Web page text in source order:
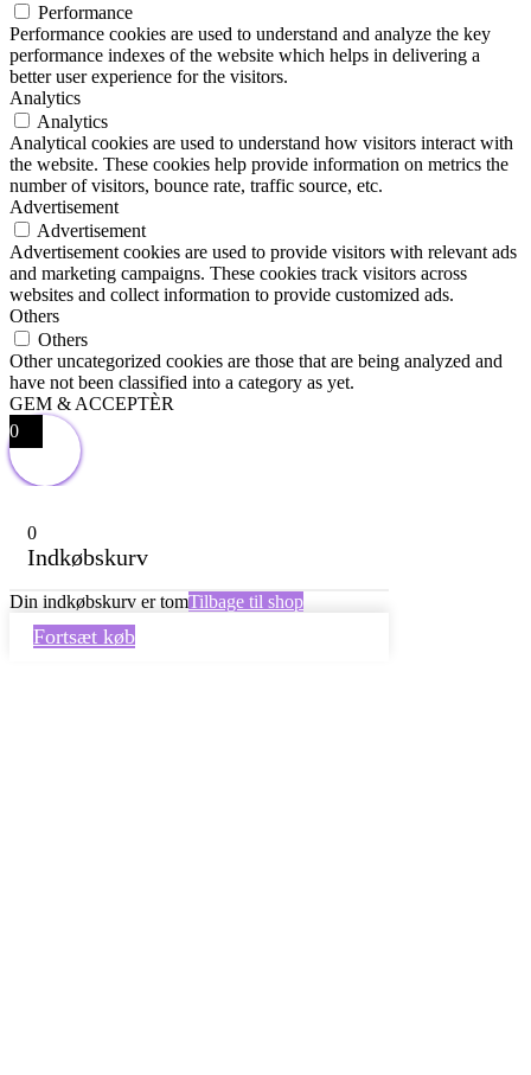
Performance
Performance cookies are used to understand and analyze the key
performance indexes of the website which helps in delivering a
better user experience for the visitors.
Analytics
Analytics
Analytical cookies are used to understand how visitors interact with
the website. These cookies help provide information on metrics the
number of visitors, bounce rate, traffic source, etc.
Advertisement
Advertisement
Advertisement cookies are used to provide visitors with relevant ads
and marketing campaigns. These cookies track visitors across
websites and collect information to provide customized ads.
Others
Others
Other uncategorized cookies are those that are being analyzed and
have not been classified into a category as yet.
GEM & ACCEPTÈR
0
0
Indkøbskurv
Din indkøbskurv er tomTilbage til shop
Fortsæt køb